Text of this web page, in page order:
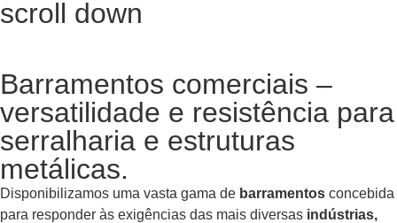
scroll down
Barramentos comerciais –
versatilidade e resistência para
serralharia e estruturas
metálicas.
Disponibilizamos uma vasta gama de barramentos concebida
para responder às exigências das mais diversas indústrias,